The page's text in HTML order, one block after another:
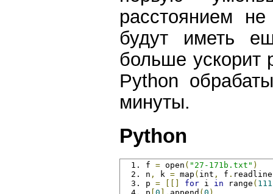
расстоянием
будут иметь
больше
Python
минуты.
Python
f = open ( "27-171b.txt" )
n , k = map ( int , f . readline
p = for i in range ( 111